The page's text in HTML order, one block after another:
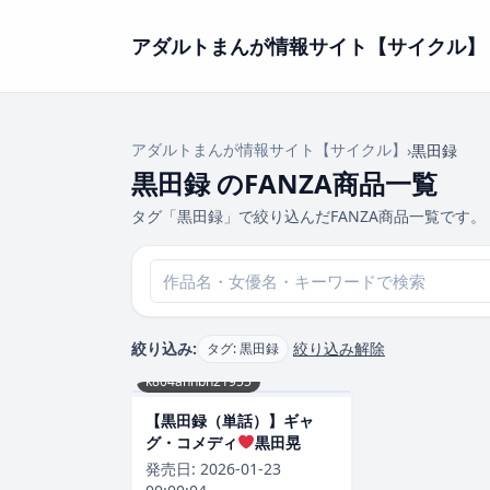
アダルトまんが情報サイト【サイクル】
アダルトまんが情報サイト【サイクル】 ›黒田録
黒田録 のFANZA商品一覧
タグ「黒田録」で絞り込んだFANZA商品一覧です。
絞り込み: タグ: 黒田録 絞り込み解除
k804annbn21955
【黒田録（単話）】ギャ
グ・コメディ
黒田晃
発売日: 2026-01-23